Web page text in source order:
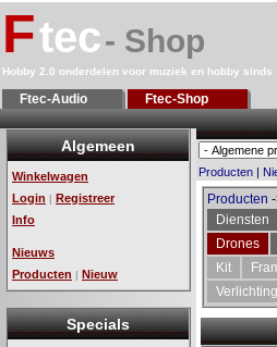
Ftec- Shop
Hobby 2.0 onderdelen voor muziek en hobby sinds
Ftec-Audio Ftec-Shop
Algemeen
Winkelwagen
Login | Registreer
Info
Nieuws
Producten | Nieuw
Specials
Producten |
Producten
Diensten
Drones
Kit
Verlichting